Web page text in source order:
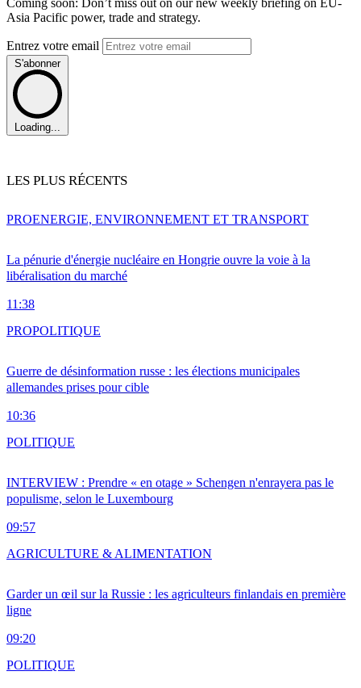
Asia Pacific power, trade and strategy.
Entrez votre email
S'abonner
Loading...
LES PLUS RÉCENTS
La pénurie d'énergie nucléaire en Hongrie ouvre la voie à la
libéralisation du marché
11:38
PROENERGIE, ENVIRONNEMENT ET TRANSPORT
Guerre de désinformation russe : les élections municipales
allemandes prises pour cible
10:36
PROPOLITIQUE
INTERVIEW : Prendre « en otage » Schengen n'enrayera pas le
populisme, selon le Luxembourg
09:57
POLITIQUE
Garder un œil sur la Russie : les agriculteurs finlandais en première
ligne
09:20
AGRICULTURE & ALIMENTATION
POLITIQUE